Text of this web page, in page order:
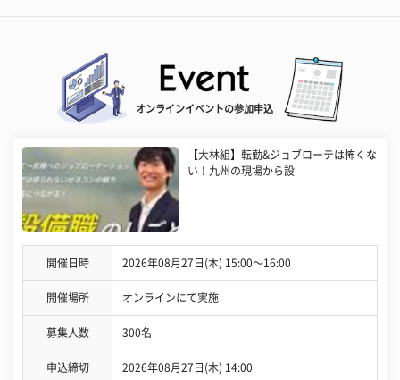
オンラインイベントの参加申込
【大林組】転勤&ジョブローテは怖くな
い！九州の現場から設
開催日時 2026年08月27日(木) 15:00〜16:00
開催場所 オンラインにて実施
募集人数 300名
申込締切 2026年08月27日(木) 14:00